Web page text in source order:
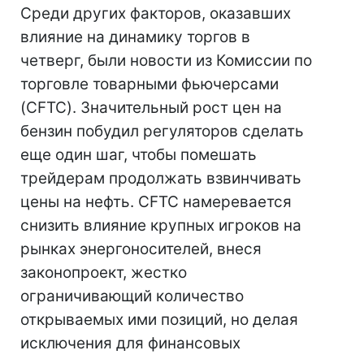
Среди других факторов, оказавших
влияние на динамику торгов в
четверг, были новости из Комиссии по
торговле товарными фьючерсами
(CFTC). Значительный рост цен на
бензин побудил регуляторов сделать
еще один шаг, чтобы помешать
трейдерам продолжать взвинчивать
цены на нефть. CFTC намеревается
снизить влияние крупных игроков на
рынках энергоносителей, внеся
законопроект, жестко
ограничивающий количество
открываемых ими позиций, но делая
исключения для финансовых